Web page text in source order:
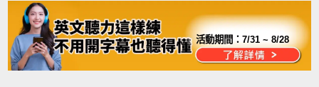
活動期間：7/31 ~ 8/28